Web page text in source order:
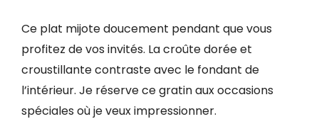
Ce plat mijote doucement pendant que vous
profitez de vos invités. La croûte dorée et
croustillante contraste avec le fondant de
l’intérieur. Je réserve ce gratin aux occasions
spéciales où je veux impressionner.